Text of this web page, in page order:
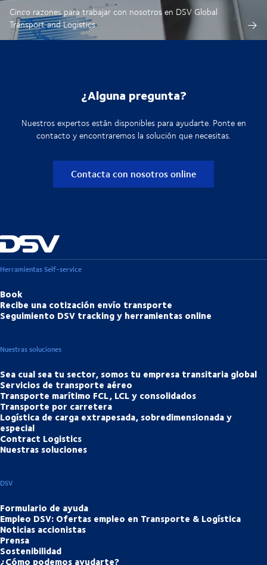
Cinco razones para trabajar con nosotros en DSV Global
Transport and Logistics
¿Alguna pregunta?
Nuestros expertos están disponibles para ayudarte. Ponte en
contacto y encontraremos la solución que necesitas.
Contacta con nosotros online
Herramientas Self-service
Book
Recibe una cotización envío transporte
Seguimiento DSV tracking y herramientas online
Nuestras soluciones
Sea cual sea tu sector, somos tu empresa transitaria global
Servicios de transporte aéreo
Transporte marítimo FCL, LCL y consolidados
Transporte por carretera
Logística de carga extrapesada, sobredimensionada y
especial
Contract Logistics
Nuestras soluciones
DSV
Formulario de ayuda
Empleo DSV: Ofertas empleo en Transporte & Logística
Noticias accionistas
Prensa
Sostenibilidad
¿Cómo podemos ayudarte?